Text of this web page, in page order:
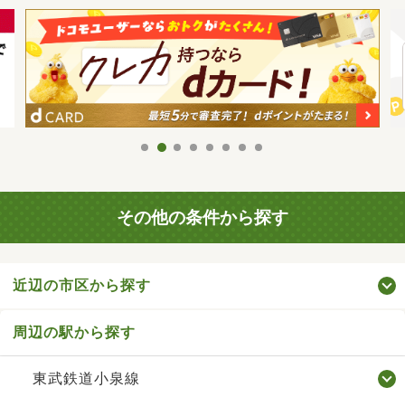
その他の条件から探す
近辺の市区から探す
周辺の駅から探す
東武鉄道小泉線